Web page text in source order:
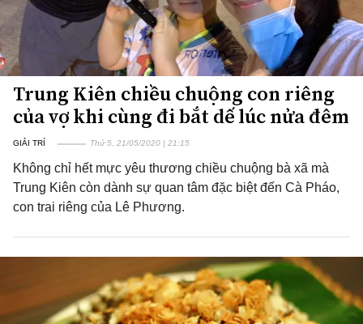
Trung Kiên chiều chuộng con riêng
của vợ khi cùng đi bắt dế lúc nửa đêm
GIẢI TRÍ Thứ 5, 21/05/2020 | 21:15
Không chỉ hết mực yêu thương chiều chuộng bà xã mà
Trung Kiên còn dành sự quan tâm đặc biệt đến Cà Pháo,
con trai riêng của Lê Phương.